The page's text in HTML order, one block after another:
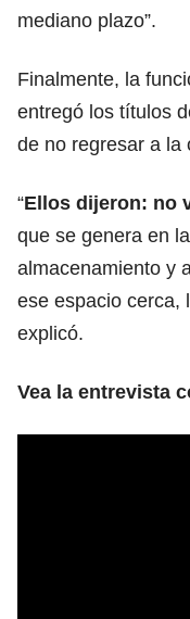
mediano plazo”.
Finalmente, la
entregó los títulos
de no regresar a la
“Ellos dijeron: no
que se genera en
almacenamiento y
ese espacio cerca,
explicó.
Vea la entrevista